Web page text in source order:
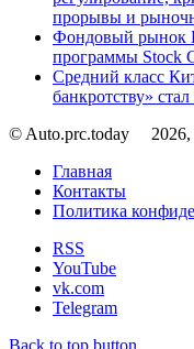
прорывы и
Фондовый рынок
программы Stock
Средний класс
банкротству»
© Auto.prc.today
2026,
Главная
Контакты
Политика
RSS
YouTube
vk.com
Telegram
Back to top button